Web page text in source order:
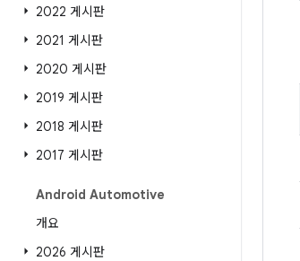
2022 게시판
2021 게시판
2020 게시판
2019 게시판
2018 게시판
2017 게시판
Android Automotive
개요
2026 게시판